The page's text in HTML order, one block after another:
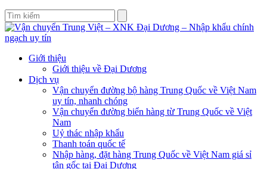
Giới thiệu
Giới thiệu về Đại Dương
Dịch vụ
Vận chuyển đường bộ hàng Trung Quốc về Việt Nam
uy tín, nhanh chóng
Vận chuyển đường biển hàng từ Trung Quốc về Việt
Nam
Uỷ thác nhập khẩu
Thanh toán quốc tế
Nhập hàng, đặt hàng Trung Quốc về Việt Nam giá sỉ
tận gốc tại Đại Dương